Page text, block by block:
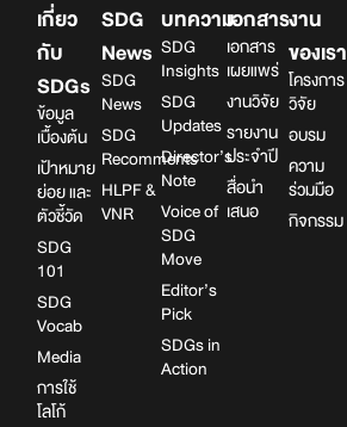
เกี่ยว
กับ
SDGs
ข้อมูล
เบื้องต้น
เป้าหมาย
ย่อย และ
ตัวชี้วัด
SDG
101
SDG
Vocab
Media
การใช้
โลโก้
SDG
News
SDG
News
SDG
Recomments
HLPF &
VNR
บทความ
SDG
Insights
SDG
Updates
Director’s
Note
Voice of
SDG
Move
Editor’s
Pick
SDGs in
Action
เอกสาร
เอกสาร
เผยแพร่
งานวิจัย
รายงาน
ประจำปี
สื่อนำ
เสนอ
งาน
ของเรา
โครงการ
วิจัย
อบรม
ความ
ร่วมมือ
กิจกรรม